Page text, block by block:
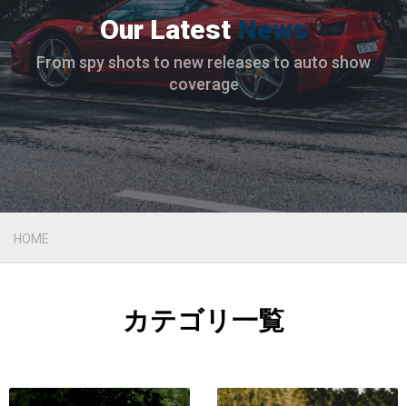
Our LatestNews
From spy shots to new releases to auto show
coverage
HOME
カテゴリ一覧